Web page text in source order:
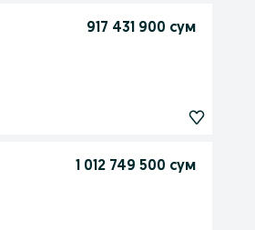
917 431 900 сум
1 012 749 500 сум